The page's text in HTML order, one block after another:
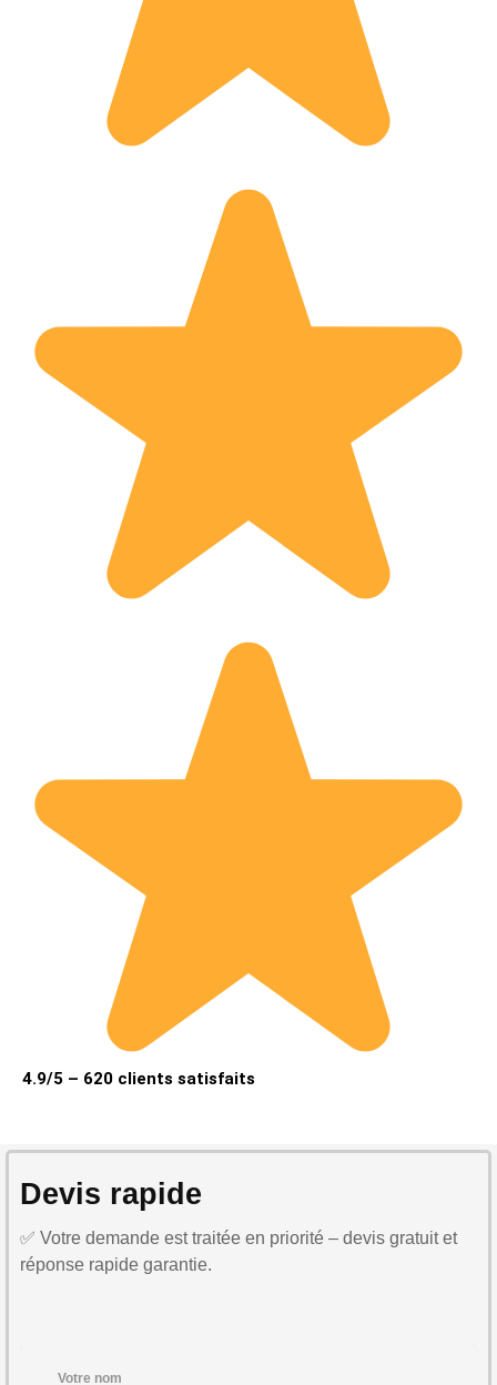
4.9/5 – 620 clients satisfaits
Devis rapide
✅ Votre demande est traitée en priorité – devis gratuit et
réponse rapide garantie.
Votre nom